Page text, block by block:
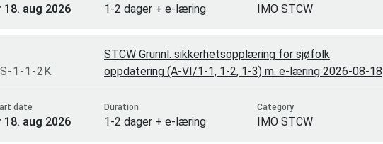
18. aug 2026 1-2 dager + e-læring IMO STCW
1-1-2K
date
18. aug 2026
STCW Grunnl. sikkerhetsopplæring for sjøfolk
oppdatering (A-VI/1-1, 1-2, 1-3) m. e-læring 2026-08-18
Duration
1-2 dager + e-læring
Category
IMO STCW